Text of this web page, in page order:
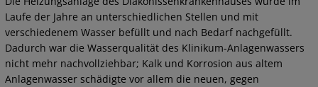
Laufe der Jahre an unterschiedlichen Stellen und mit
verschiedenem Wasser befüllt und nach Bedarf nachgefüllt.
Dadurch war die Wasserqualität des Klinikum-Anlagenwassers
nicht mehr nachvollziehbar; Kalk und Korrosion aus altem
Anlagenwasser schädigte vor allem die neuen, gegen